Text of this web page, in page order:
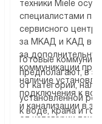
техники Miele
специалистами
сервисного
за МКАД и КАД
за
коммуникации
наличие
подключения к
и канализации в
от категории
Готовые
предполагают, в
от категории,
установленной
к воде, крана и